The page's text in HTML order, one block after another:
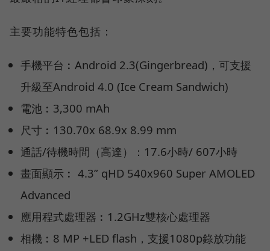
主要功能特色包括：
手機平台︰Android 2.3(Gingerbread)，可支援
升級至Android 4.0 (Ice Cream Sandwich)
電池︰3,300 mAh
尺寸︰130.70x 68.9x 8.99 mm
通話/待機時間（高達）：17.6小時/ 607小時
畫面顯示︰ 4.3” qHD 540x960 Super AMOLED
Advanced
應用程式處理器︰1.2GHz雙核心處理器
相機︰8 MP +LED flash，支援1080p錄放功能